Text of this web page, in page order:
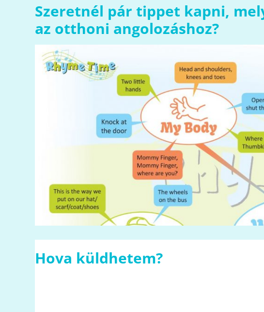
Szeretnél pár tippet kapni,
az otthoni angolozáshoz?
Hova küldhetem?